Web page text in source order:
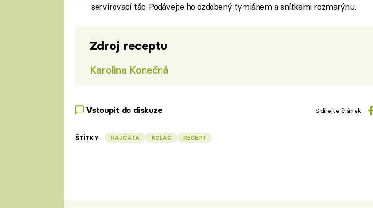
servírovací tác. Podávejte ho ozdobený tymiánem a snítkami rozmarýnu.
Zdroj receptu
Karolina Konečná
Vstoupit do diskuze Sdílejte článek
ŠTÍTKY RAJČATA KOLÁČ RECEPT